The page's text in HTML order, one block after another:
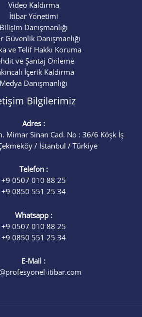
Video Kaldırma
İtibar Yönetimi
Bilişim Danışmanlığı
Güvenlik Danışmanlığı
ve Telif Hakkı Koruma
ve Şantaj Önleme
İçerik Kaldırma
Medya Danışmanlığı
Bilgilerimiz
Adres :
Mimar Sinan Cad. No : 36/6 Köşk İş
/ İstanbul / Türkiye
Telefon :
+9 0507 010 88 25
+9 0850 551 25 34
Whatsapp :
+9 0507 010 88 25
+9 0850 551 25 34
E-Mail :
itibar.com